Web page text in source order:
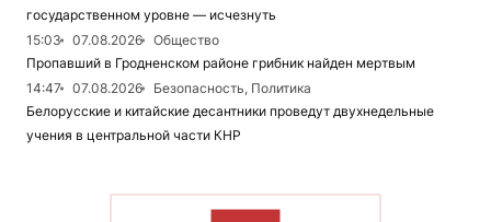
государственном уровне — исчезнуть
15:03
07.08.2026
Общество
Пропавший в Гродненском районе грибник найден мертвым
14:47
07.08.2026
Безопасность, Политика
Белорусские и китайские десантники проведут двухнедельные
учения в центральной части КНР